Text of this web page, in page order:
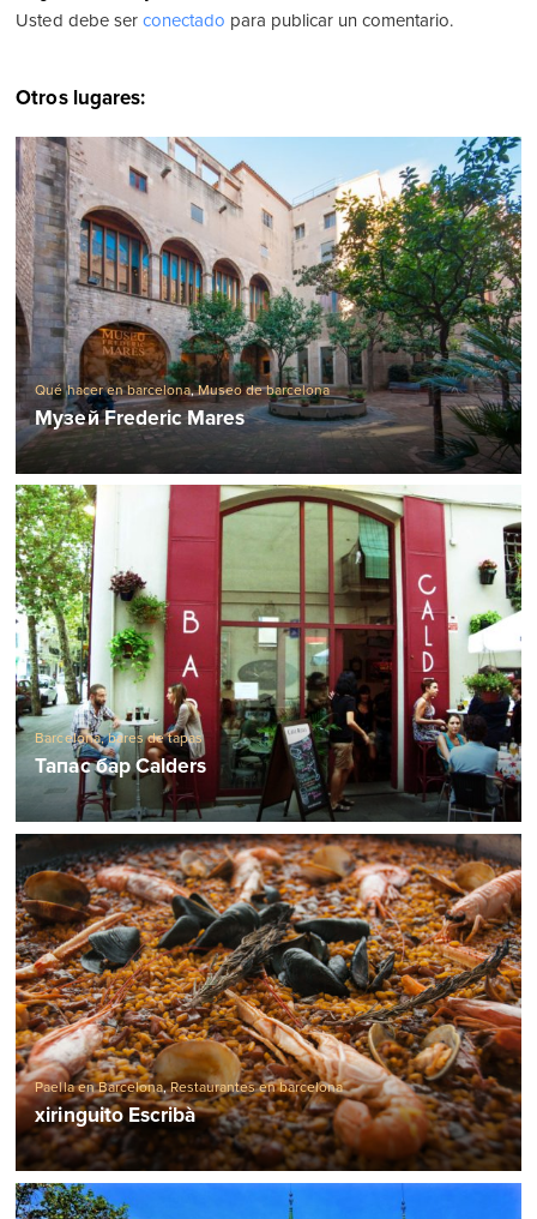
Usted debe ser conectado para publicar un comentario.
Otros lugares:
Qué hacer en barcelona,Museo de barcelona
Музей Frederic Mares
Barcelona, ​​bares de tapas
Тапас бар Calders
Paella en Barcelona,Restaurantes en barcelona
xiringuito Escribà